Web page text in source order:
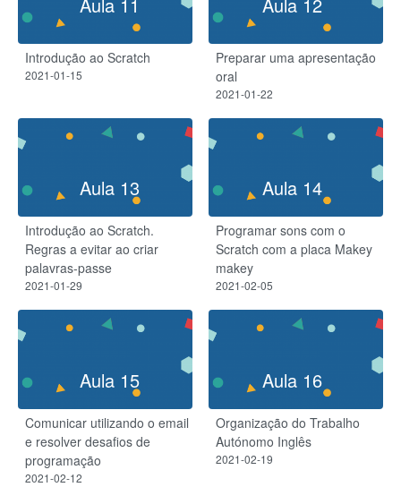
Introdução ao Scratch
2021-01-15
Preparar uma apresentação
oral
2021-01-22
Aula 13
Introdução ao Scratch.
Regras a evitar ao criar
palavras-passe
2021-01-29
Aula 14
Programar sons com o
Scratch com a placa Makey
makey
2021-02-05
Aula 15
Comunicar utilizando o email
e resolver desafios de
programação
2021-02-12
Aula 16
Organização do Trabalho
Autónomo Inglês
2021-02-19